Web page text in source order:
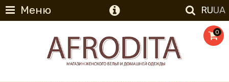
Меню RUUA
0